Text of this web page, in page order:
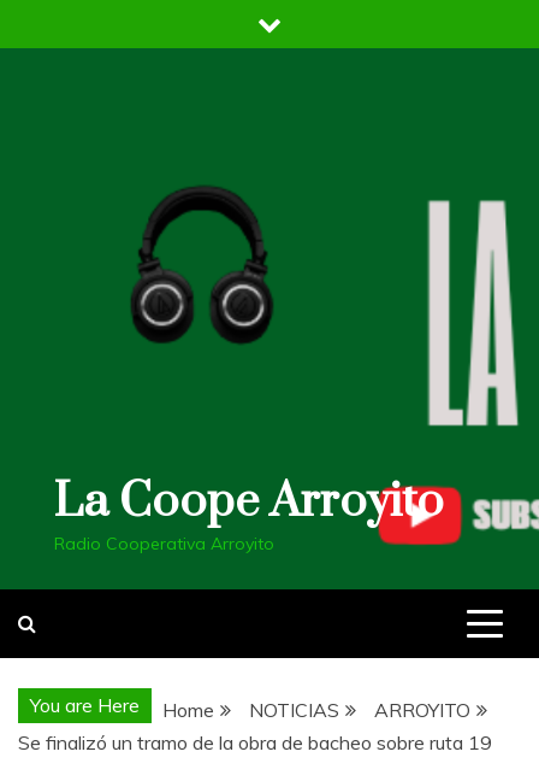
to
La Coope Arroyito
Radio Cooperativa Arroyito
You are Here Home NOTICIAS
ARROYITO
Se finalizó un tramo de la obra de bacheo sobre ruta 19